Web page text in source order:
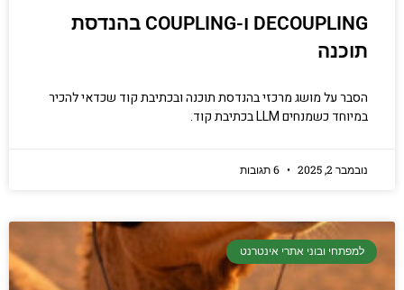
DECOUPLING ו-COUPLING בהנדסת
תוכנה
הסבר על מושג מרכזי בהנדסת תוכנה ובכתיבת קוד שכדאי להכיר
במיוחד כשמנחים LLM בכתיבת קוד.
נובמבר 2, 2025
למפתחי ובוני אתרי אינטרנט